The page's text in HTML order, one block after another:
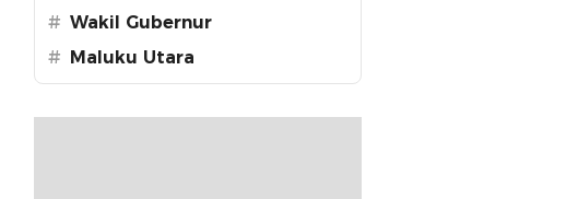
# Wakil Gubernur
#
Maluku Utara